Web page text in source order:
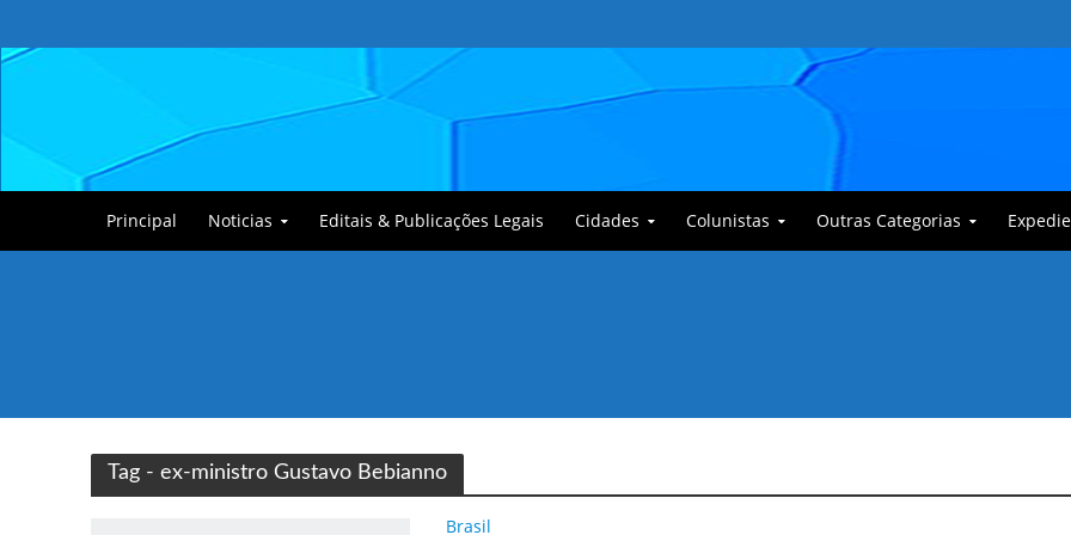
Principal Noticias Editais & Publicações Legais Cidades Colunistas Outras Categorias
Tag - ex-ministro Gustavo Bebianno
Brasil